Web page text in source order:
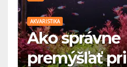
AKVARISTIKA
Ako správne
premýšľať pri